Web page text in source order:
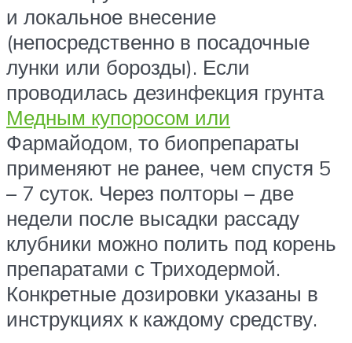
и локальное внесение
(непосредственно в посадочные
лунки или борозды). Если
проводилась дезинфекция грунта
Медным купоросом или
Фармайодом, то биопрепараты
применяют не ранее, чем спустя 5
– 7 суток. Через полторы – две
недели после высадки рассаду
клубники можно полить под корень
препаратами с Триходермой.
Конкретные дозировки указаны в
инструкциях к каждому средству.